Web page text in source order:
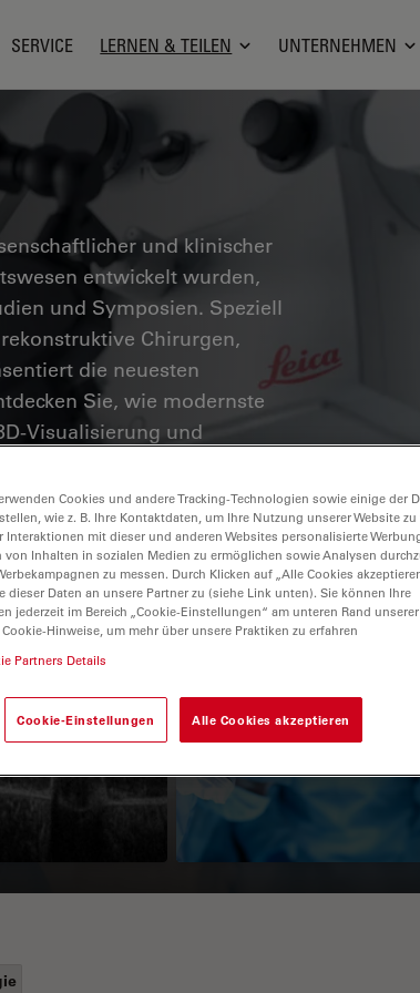
SERVICE LERNEN & TEILEN UNTERNEHMEN
und klinischer
entwickelt wurden,
und Symposien. Speziell
Chirurgen,
die neuesten
Sie, wie modernste
Visualisierung und
und
OCT
How to Drape a
Surgical Microscope
Cookies und andere Tracking-Technologien sowie einige der
wie z. B. Ihre Kontaktdaten, um Ihre Nutzung unserer Website
Interaktionen mit dieser und anderen Websites personalisierte
von Inhalten in sozialen Medien zu ermöglichen sowie Analysen
zu messen. Durch Klicken auf „Alle Cookies
dieser Daten an unsere Partner zu (siehe Link unten). Sie können Ihre
jederzeit im Bereich „Cookie-Einstellungen“ am unteren Rand
Hinweise, um mehr über unsere Praktiken zu erfahren
Partners Details
Cookie-Einstellungen Alle Cookies akzeptieren